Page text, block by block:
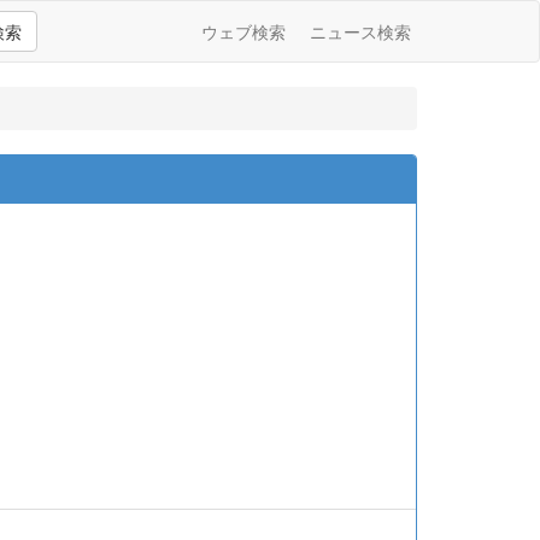
索 ウェブ検索 ニュース検索